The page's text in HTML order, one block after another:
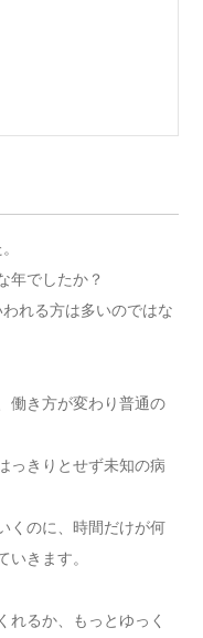
年でしたか？
れる方は多いのではな
働き方が変わり普通の
っきりとせず未知の病
くのに、時間だけが何
きます。
れるか、もっとゆっく